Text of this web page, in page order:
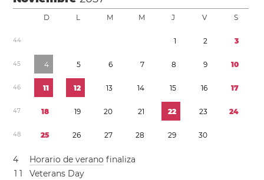
D L M M J V S
44 1 2 3
45 4 5 6 7 8 9 10
46 11 12 13 14 15 16 17
47 18 19 20 21 22 23 24
48 25 26 27 28 29 30
4 Horario de verano finaliza
1 1
Veterans Day